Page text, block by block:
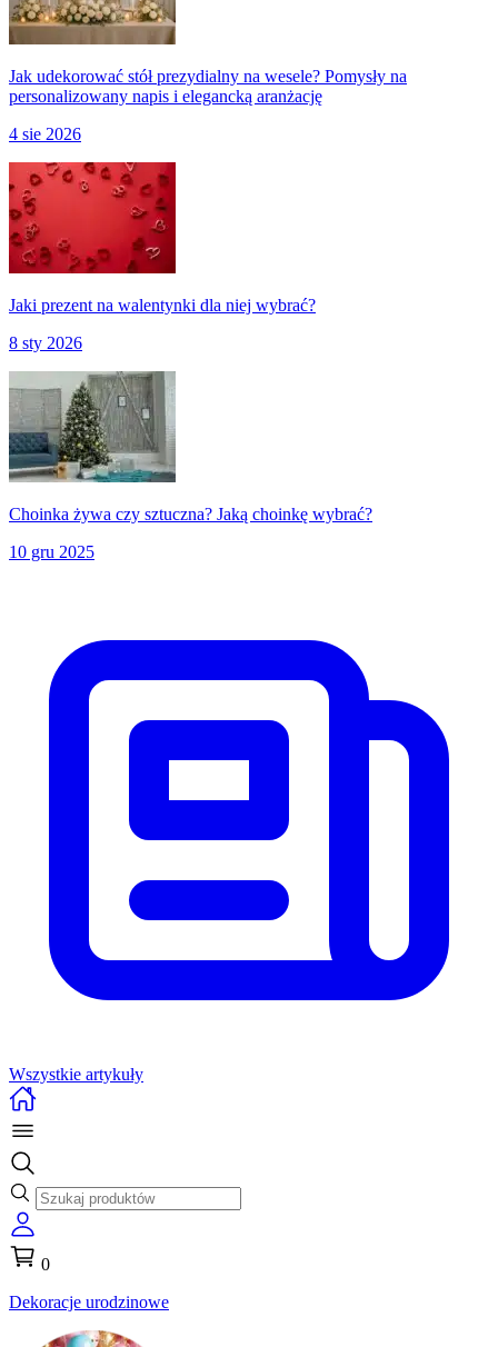
Jak udekorować stół prezydialny na wesele? Pomysły na
personalizowany napis i elegancką aranżację
4 sie 2026
Jaki prezent na walentynki dla niej wybrać?
8 sty 2026
Choinka żywa czy sztuczna? Jaką choinkę wybrać?
10 gru 2025
Wszystkie artykuły
0
Dekoracje urodzinowe